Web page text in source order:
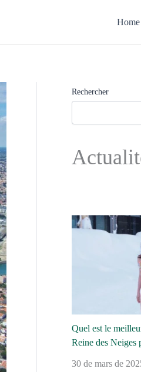
Home
Rechercher
Quel est le
Reine des Neiges
30 de mars de